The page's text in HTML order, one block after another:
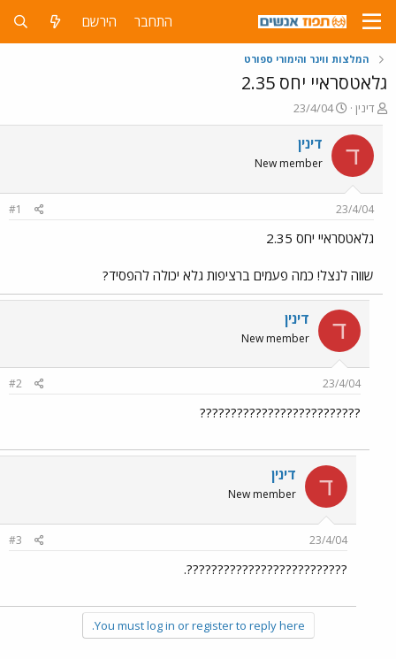
התחבר הירשם
המלצות ווינר והימורי ספורט
גלאטסראיי יחס 2.35
פ
ו
ת
ח
ה
ש
א
דינין
פ
ו
ס
ם
ר
23/4/04
ד דינין
New member
23/4/04
#1
גלאטסראיי יחס 2.35
שווה לנצל! כמה פעמים ברציפות גלא יכולה להפסיד?
ד דינין
New member
23/4/04
#2
??????????????????????????
ד דינין
New member
23/4/04
#3
??????????????????????????.
You must log in or register to reply here.